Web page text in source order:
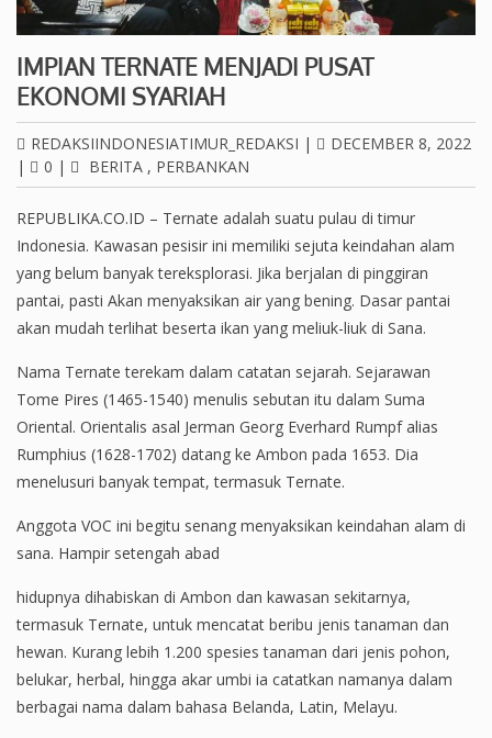
IMPIAN TERNATE MENJADI PUSAT
EKONOMI SYARIAH
REDAKSIINDONESIATIMUR_REDAKSI |
DECEMBER 8, 2022
|
0 | BERITA , PERBANKAN
REPUBLIKA.CO.ID – Ternate adalah suatu pulau di timur
Indonesia. Kawasan pesisir ini memiliki sejuta keindahan alam
yang belum banyak tereksplorasi. Jika berjalan di pinggiran
pantai, pasti Akan menyaksikan air yang bening. Dasar pantai
akan mudah terlihat beserta ikan yang meliuk-liuk di Sana.
Nama Ternate terekam dalam catatan sejarah. Sejarawan
Tome Pires (1465-1540) menulis sebutan itu dalam Suma
Oriental. Orientalis asal Jerman Georg Everhard Rumpf alias
Rumphius (1628-1702) datang ke Ambon pada 1653. Dia
menelusuri banyak tempat, termasuk Ternate.
Anggota VOC ini begitu senang menyaksikan keindahan alam di
sana. Hampir setengah abad
hidupnya dihabiskan di Ambon dan kawasan sekitarnya,
termasuk Ternate, untuk mencatat beribu jenis tanaman dan
hewan. Kurang lebih 1.200 spesies tanaman dari jenis pohon,
belukar, herbal, hingga akar umbi ia catatkan namanya dalam
berbagai nama dalam bahasa Belanda, Latin, Melayu.